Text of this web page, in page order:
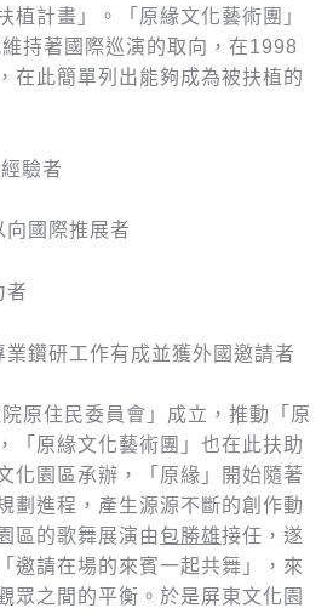
植計畫」。「原緣文化藝術團」
持著國際巡演的取向，在1998
在此簡單列出能夠成為被扶植的
驗者
國際推展者
者
鑽研工作有成並獲外國邀請者
住民委員會」成立，推動「原
「原緣文化藝術團」也在此扶助
化園區承辦，「原緣」開始隨著
劃進程，產生源源不斷的創作動
區的歌舞展演由包勝雄接任，遂
邀請在場的來賓一起共舞」，來
眾之間的平衡。於是屏東文化園